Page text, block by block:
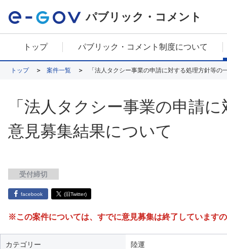
パブリック・コメント
トップ パブリック・コメント制度について
トップ 案件一覧 「法人タクシー事業の申請に対する処理方針等
「法人タクシー事業の申請
意見募集結果について
受付締切
facebook (旧Twitter)
※この案件については、すでに意見募集は終了しています
カテゴリー 陸運